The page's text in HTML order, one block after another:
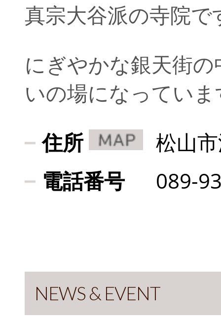
真宗大谷派の寺院で
にぎやかな銀天街
いの場になってい
住所
松山
電話番号
089-
NEWS & EVENT